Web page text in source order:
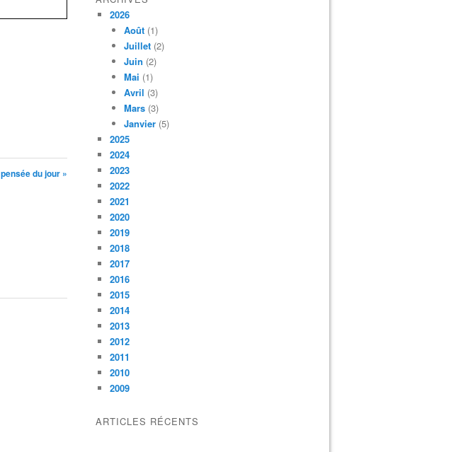
pensée du jour »
2026
Août (1)
Juillet (2)
Juin (2)
Mai (1)
Avril (3)
Mars (3)
Janvier (5)
2025
2024
2023
2022
2021
2020
2019
2018
2017
2016
2015
2014
2013
2012
2011
2010
2009
ARTICLES RÉCENTS